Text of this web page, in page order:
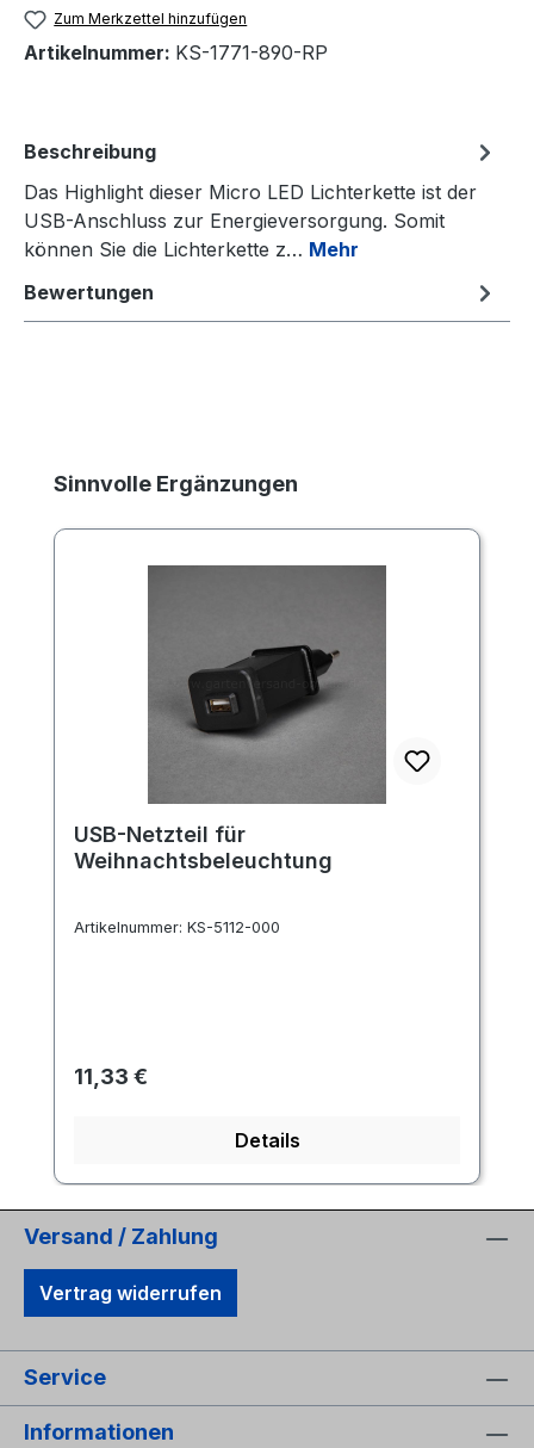
Zum Merkzettel hinzufügen
Artikelnummer: KS-1771-890-RP
Beschreibung
Das Highlight dieser Micro LED Lichterkette ist der
USB-Anschluss zur Energieversorgung. Somit
können Sie die Lichterkette z… Mehr
Bewertungen
Produktgalerie überspringen
Sinnvolle Ergänzungen
USB-Netzteil für
Weihnachtsbeleuchtung
Artikelnummer: KS-5112-000
Regulärer Preis:
11,33 €
Details
Versand / Zahlung
Vertrag widerrufen
Service
Informationen